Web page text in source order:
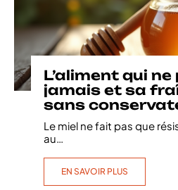
L’aliment qui
jamais et sa
sans
Le miel ne fait pas que
au
EN SAVOIR PLUS